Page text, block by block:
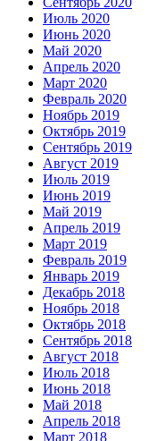
Июль 2020
Июнь 2020
Май 2020
Апрель 2020
Март 2020
Февраль 2020
Ноябрь 2019
Октябрь 2019
Сентябрь 2019
Август 2019
Июль 2019
Июнь 2019
Май 2019
Апрель 2019
Март 2019
Февраль 2019
Январь 2019
Декабрь 2018
Ноябрь 2018
Октябрь 2018
Сентябрь 2018
Август 2018
Июль 2018
Июнь 2018
Май 2018
Апрель 2018
Март 2018